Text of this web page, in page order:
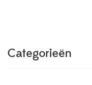
Categorieën